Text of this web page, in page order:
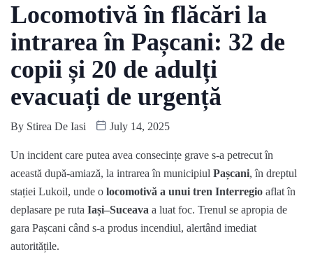
Locomotivă în flăcări la
intrarea în Pașcani: 32 de
copii și 20 de adulți
evacuați de urgență
By Stirea De Iasi July 14, 2025
Un incident care putea avea consecințe grave s-a petrecut în
această după-amiază, la intrarea în municipiul Pașcani, în dreptul
stației Lukoil, unde o locomotivă a unui tren Interregio aflat în
deplasare pe ruta Iași–Suceava a luat foc. Trenul se apropia de
gara Pașcani când s-a produs incendiul, alertând imediat
autoritățile.